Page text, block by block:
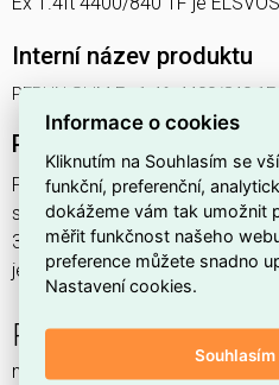
Interní název produktu
PERUN SLIM Ex 1.4ft 4400/840 1F
Podrobný popis produktu
PERUN SLIM Ex 1.4ft 4400/
svítidlo průmyslové do
3GD, 1x4400lm, spektrum
jednofáz.průběž.montáž,
PERUN SLIM Ex NM
nouzové a orientační
Informace o cookies
Kliknutím na Souhlasím se
funkční, preferenční,
dokážeme vám tak umožnit
měřit funkčnost našeho
preference můžete snadno
Nastavení cookies.
Souhlasím